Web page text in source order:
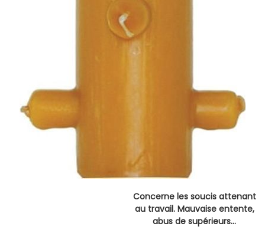
Concerne les soucis attenant
au travail. Mauvaise entente,
abus de supérieurs…